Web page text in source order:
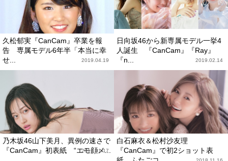
久松郁実『CanCam』卒業を報
告 専属モデル6年半「本当に幸
せ...
2019.04.19
日向坂46から新専属モデル一挙4
人誕生 『CanCam』『Ray』
『n...
2019.02.14
乃木坂46山下美月、異例の速さで
『CanCam』初表紙 “エモ顔メ...
2019.01.17
白石麻衣＆松村沙友理
『CanCam』で初2ショット表